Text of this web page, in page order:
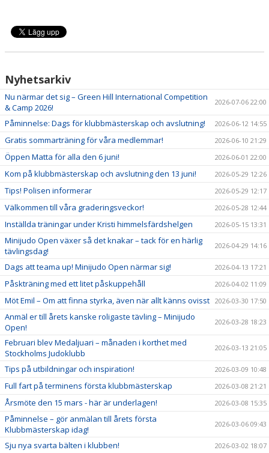
Nyhetsarkiv
Nu närmar det sig – Green Hill International Competition
& Camp 2026!
2026-07-06 22:00
Påminnelse: Dags för klubbmästerskap och avslutning! 2026-06-12 14:55
Gratis sommarträning för våra medlemmar! 2026-06-10 21:29
Öppen Matta för alla den 6 juni! 2026-06-01 22:00
Kom på klubbmästerskap och avslutning den 13 juni! 2026-05-29 12:26
Tips! Polisen informerar 2026-05-29 12:17
Välkommen till våra graderingsveckor! 2026-05-28 12:44
Inställda träningar under Kristi himmelsfärdshelgen 2026-05-15 13:31
Minijudo Open växer så det knakar – tack för en härlig
tävlingsdag!
2026-04-29 14:16
Dags att teama up! Minijudo Open närmar sig! 2026-04-13 17:21
Påskträning med ett litet påskuppehåll 2026-04-02 11:09
Möt Emil – Om att finna styrka, även när allt känns ovisst 2026-03-30 17:50
Anmäl er till årets kanske roligaste tävling – Minijudo
Open!
2026-03-28 18:23
Februari blev Medaljuari – månaden i korthet med
Stockholms Judoklubb
2026-03-13 21:05
Tips på utbildningar och inspiration! 2026-03-09 10:48
Full fart på terminens första klubbmästerskap 2026-03-08 21:21
Årsmöte den 15 mars - här är underlagen! 2026-03-08 15:35
Påminnelse – gör anmälan till årets första
Klubbmästerskap idag!
2026-03-06 09:43
Sju nya svarta bälten i klubben! 2026-03-02 18:07